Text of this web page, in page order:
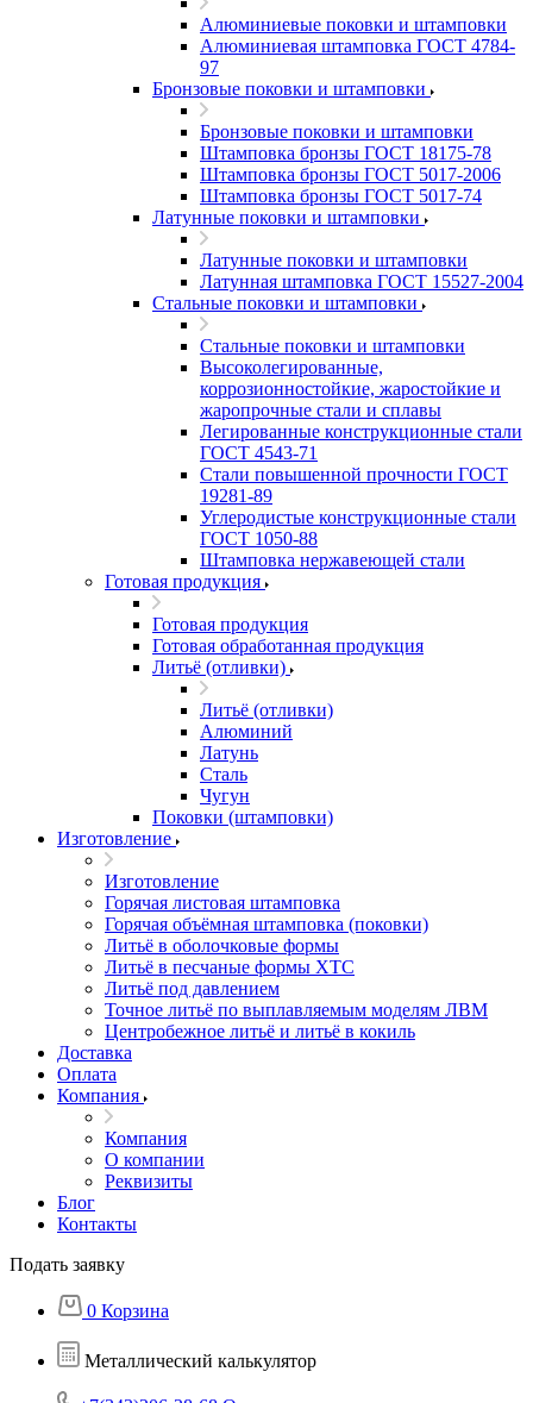
Алюминиевые поковки и штамповки
Алюминиевая штамповка ГОСТ 4784-
97
Бронзовые поковки и штамповки
Бронзовые поковки и штамповки
Штамповка бронзы ГОСТ 18175-78
Штамповка бронзы ГОСТ 5017-2006
Штамповка бронзы ГОСТ 5017-74
Латунные поковки и штамповки
Латунные поковки и штамповки
Латунная штамповка ГОСТ 15527-2004
Стальные поковки и штамповки
Стальные поковки и штамповки
Высоколегированные,
коррозионностойкие, жаростойкие и
жаропрочные стали и сплавы
Легированные конструкционные стали
ГОСТ 4543-71
Стали повышенной прочности ГОСТ
19281-89
Углеродистые конструкционные стали
ГОСТ 1050-88
Штамповка нержавеющей стали
Готовая продукция
Готовая продукция
Готовая обработанная продукция
Литьё (отливки)
Литьё (отливки)
Алюминий
Латунь
Сталь
Чугун
Поковки (штамповки)
Изготовление
Изготовление
Горячая листовая штамповка
Горячая объёмная штамповка (поковки)
Литьё в оболочковые формы
Литьё в песчаные формы ХТС
Литьё под давлением
Точное литьё по выплавляемым моделям ЛВМ
Центробежное литьё и литьё в кокиль
Доставка
Оплата
Компания
Компания
О компании
Реквизиты
Блог
Контакты
Подать заявку
0 Корзина
Металлический калькулятор